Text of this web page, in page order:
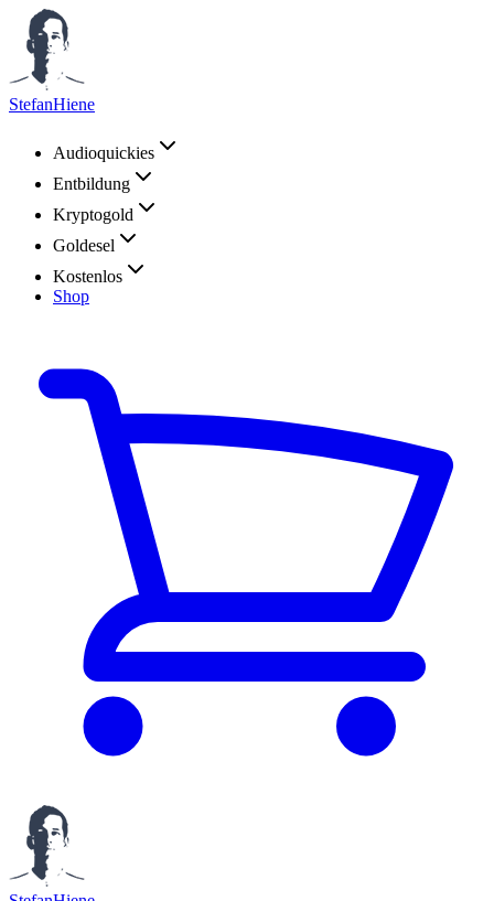
StefanHiene
Audioquickies
Entbildung
Kryptogold
Goldesel
Kostenlos
Shop